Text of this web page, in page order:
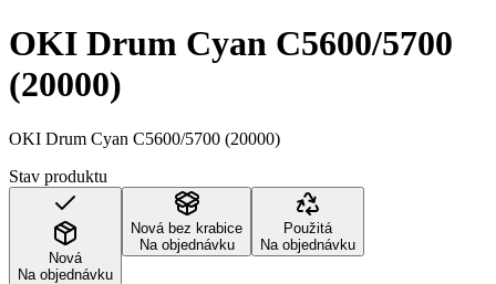
OKI Drum Cyan C5600/5700
(20000)
OKI Drum Cyan C5600/5700 (20000)
Stav produktu
Nová
Na objednávku
Nová bez krabice
Na objednávku
Použitá
Na objednávku